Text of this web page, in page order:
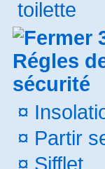
toilette
Régles
sécurité
¤
¤ Partir
¤ Sifflet